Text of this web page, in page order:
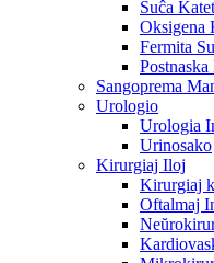
Suĉa
Oksigena
Fermita
Sangoprema
Urologio
Urologia
Urinosako
Kirurgiaj Iloj
Kirurgiaj
Oftalmaj